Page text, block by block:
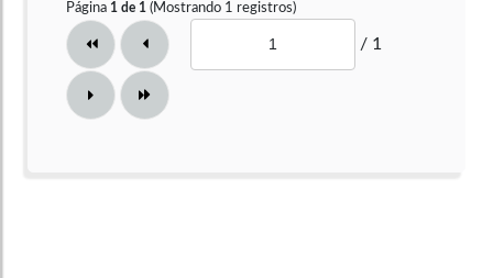
Página 1 de 1 (Mostrando 1 registros)
/ 1